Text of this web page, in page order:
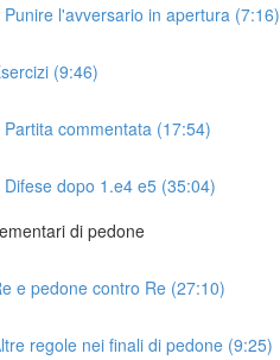
l'avversario in apertura (7:16)
(9:46)
commentata (17:54)
dopo 1.e4 e5 (35:04)
di pedone
e pedone contro Re (27:10)
regole nei finali di pedone (9:25)